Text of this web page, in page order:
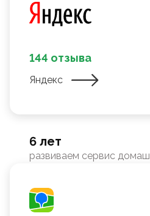
144 отзыва
Яндекс
6 лет
развиваем сервис